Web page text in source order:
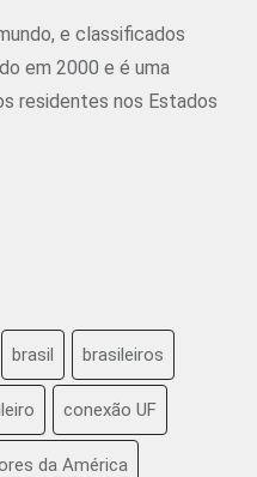
e classificados
em 2000 e é uma
residentes nos Estados
brasil brasileiros
conexão UF
da América